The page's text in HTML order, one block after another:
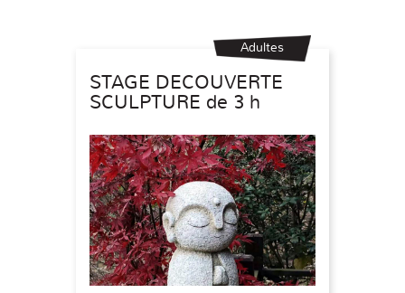
STAGE DECOUVERTE
SCULPTURE de 3 h
Adultes